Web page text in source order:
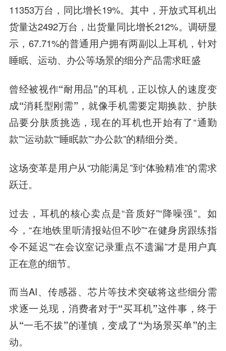
11353万台，同比增长19%。其中，开放式耳机出
货量达2492万台，出货量同比增长212%。调研显
示，67.71%的普通用户拥有两副以上耳机，针对
睡眠、运动、办公等场景的细分产品需求旺盛
曾经被视作“耐用品”的耳机，正以惊人的速度变
成“消耗型刚需”，就像手机需要定期换款、护肤
品要分肤质挑选，现在的耳机也开始有了“通勤
款”“运动款”“睡眠款”“办公款”的精细分类。
这场变革是用户从“功能满足”到“体验精准”的需求
跃迁。
过去，耳机的核心卖点是“音质好”“降噪强”。如
今，“在地铁里听清报站但不吵”“在健身房跟练指
令不延迟”“在会议室记录重点不遗漏”才是用户真
正在意的细节。
而当AI、传感器、芯片等技术突破将这些细分需
求逐一兑现， 消费者对于“买耳机”这件事，终于
从“一毛不拔”的谨慎，变成了“为场景买单”的主
动。